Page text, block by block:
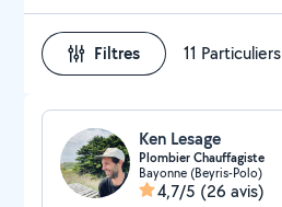
Filtres 11
Ken Lesage
Plombier Chauffagiste
Bayonne (Beyris-Polo)
4,7/5 (26 avis)